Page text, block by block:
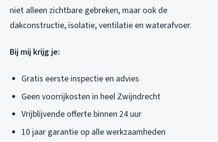
niet alleen zichtbare gebreken, maar ook de
dakconstructie, isolatie, ventilatie en waterafvoer.
Bij mij krijg je:
Gratis eerste inspectie en advies
Geen voorrijkosten in heel Zwijndrecht
Vrijblijvende offerte binnen 24 uur
10 jaar garantie op alle werkzaamheden